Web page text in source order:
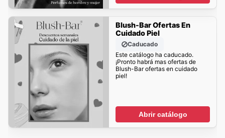
Blush-Bar Ofertas En
Cuidado Piel
Caducado
Este catálogo ha caducado.
¡Pronto habrá mas ofertas de
Blush-Bar ofertas en cuidado
piel!
Abrir catálogo